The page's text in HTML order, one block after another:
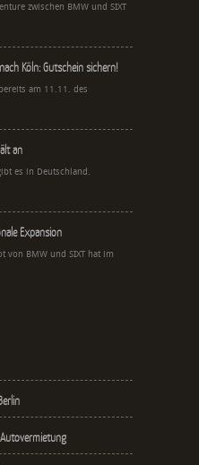
zwischen BMW und SIXT
Köln: Gutschein sichern!
am 11.11. des
an
es in Deutschland.
Expansion
von BMW und SIXT hat im